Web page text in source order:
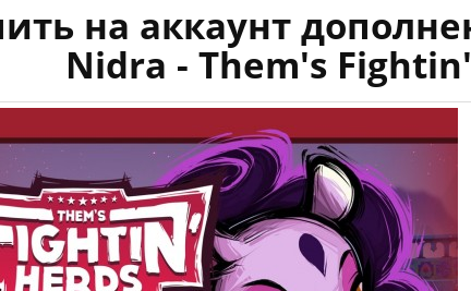
на аккаунт
Nidra - Them's